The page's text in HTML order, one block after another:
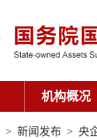
机构概况
> 新闻发布 > 央